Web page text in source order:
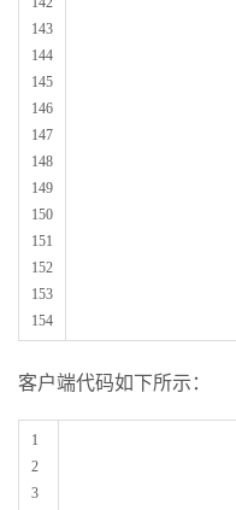
143
144
145
146
147
148
149
150
151
152
153
154
客户端代码如下所示：
1
2
3